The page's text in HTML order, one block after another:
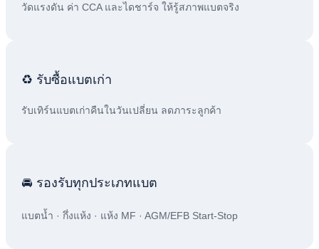
วัดแรงดัน ค่า CCA และไดชาร์จ ให้รู้สภาพแบตจริง
♻️ รับซื้อแบตเก่า
รับเทิร์นแบตเก่าคืนในวันเปลี่ยน ลดภาระลูกค้า
🚘 รองรับทุกประเภทแบต
แบตน้ำ · กึ่งแห้ง · แห้ง MF · AGM/EFB Start-Stop